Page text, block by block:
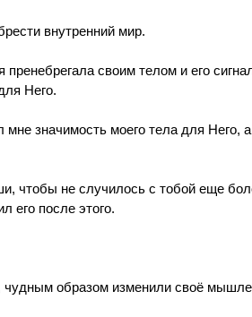
внутренний мир.
своим телом и его
Него.
значимость моего тела для Него,
чтобы не случилось с тобой еще
его после этого.
чудным образом изменили своё